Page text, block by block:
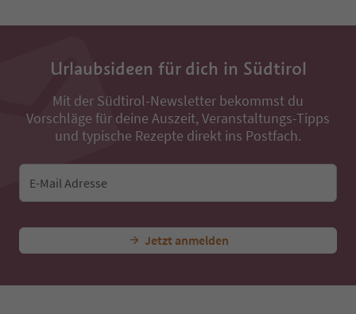
Urlaubsideen für dich in Südtirol
Mit der Südtirol-Newsletter bekommst du
Vorschläge für deine Auszeit, Veranstaltungs-Tipps
und typische Rezepte direkt ins Postfach.
E-Mail Adresse
Jetzt anmelden